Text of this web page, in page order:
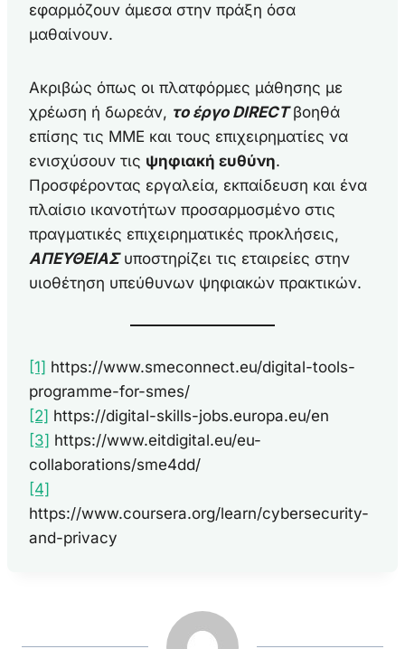
εφαρμόζουν άμεσα στην πράξη όσα
μαθαίνουν.
Ακριβώς όπως οι πλατφόρμες μάθησης με
χρέωση ή δωρεάν, το έργο DIRECTβοηθά
επίσης τις ΜΜΕ και τους επιχειρηματίες να
ενισχύσουν τις ψηφιακή ευθύνη.
Προσφέροντας εργαλεία, εκπαίδευση και ένα
πλαίσιο ικανοτήτων προσαρμοσμένο στις
πραγματικές επιχειρηματικές προκλήσεις,
ΑΠΕΥΘΕΙΑΣυποστηρίζει τις εταιρείες στην
υιοθέτηση υπεύθυνων ψηφιακών πρακτικών.
[1] https://www.smeconnect.eu/digital-tools-
programme-for-smes/
[2] https://digital-skills-jobs.europa.eu/en
[3] https://www.eitdigital.eu/eu-
collaborations/sme4dd/
[4]
https://www.coursera.org/learn/cybersecurity-
and-privacy